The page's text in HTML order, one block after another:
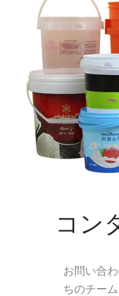
コン
お問い合
ちのチー